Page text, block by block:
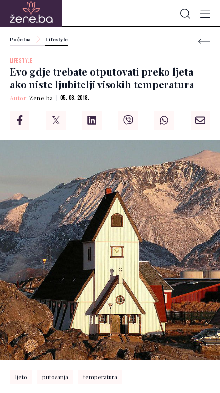
Početna Lifestyle
LIFESTYLE
Evo gdje trebate otputovati preko ljeta
ako niste ljubitelji visokih temperatura
Autor:Žene.ba 05. 08. 2018.
ljeto putovanja temperatura